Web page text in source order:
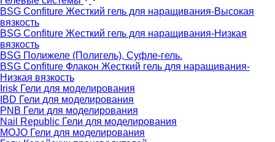
BSG Confiture Жесткий гель для наращивания-Высокая
вязкость
BSG Confiture Жесткий гель для наращивания-Низкая
вязкость
BSG Полижеле (Полигель), Суфле-гель.
BSG Confiture Флакон Жесткий гель для наращивания-
Низкая вязкость
Irisk Гели для моделирования
IBD Гели для моделирования
PNB Гели для моделирования
Nail Republic Гели для моделирования
MOJO Гели для моделирования